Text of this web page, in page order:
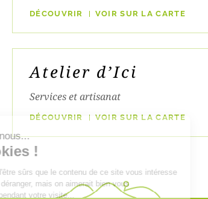
DÉCOUVRIR VOIR SUR LA CARTE
Atelier d’Ici
Services et artisanat
DÉCOUVRIR VOIR SUR LA CARTE
Atelier Entre Terres
Salut c'est nous...
les Cookies !
On a attendu d'être sûrs que le contenu de ce site
avant de vous déranger, mais on aimerait bien vous
accompagner pendant votre visite...